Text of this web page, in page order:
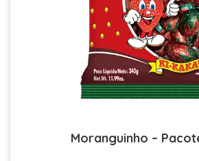
Moranguinho –